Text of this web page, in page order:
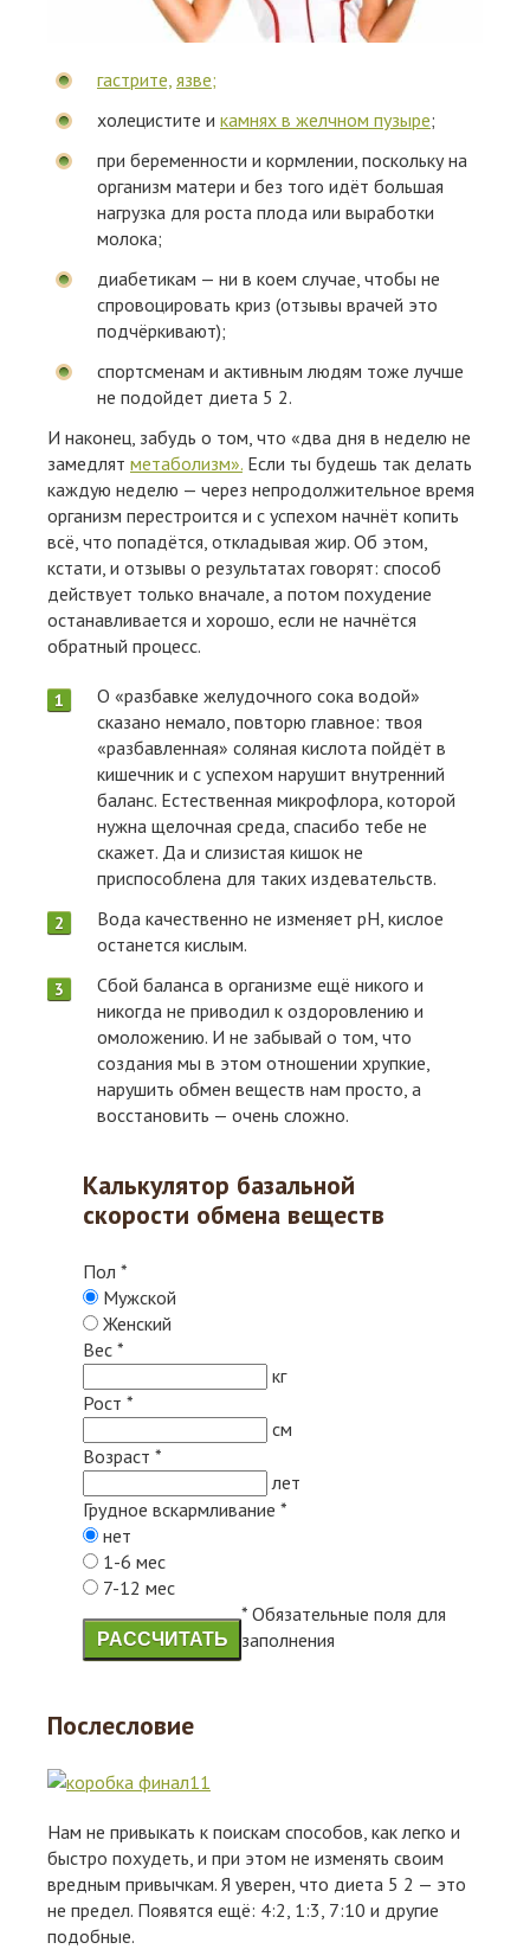
гастрите, язве;
холецистите и камнях в желчном пузыре;
при беременности и кормлении, поскольку на
организм матери и без того идёт большая
нагрузка для роста плода или выработки
молока;
диабетикам — ни в коем случае, чтобы не
спровоцировать криз (отзывы врачей это
подчёркивают);
спортсменам и активным людям тоже лучше
не подойдет диета 5 2.
И наконец, забудь о том, что «два дня в неделю не
замедлят метаболизм». Если ты будешь так делать
каждую неделю — через непродолжительное время
организм перестроится и с успехом начнёт копить
всё, что попадётся, откладывая жир. Об этом,
кстати, и отзывы о результатах говорят: способ
действует только вначале, а потом похудение
останавливается и хорошо, если не начнётся
обратный процесс.
О «разбавке желудочного сока водой»
сказано немало, повторю главное: твоя
«разбавленная» соляная кислота пойдёт в
кишечник и с успехом нарушит внутренний
баланс. Естественная микрофлора, которой
нужна щелочная среда, спасибо тебе не
скажет. Да и слизистая кишок не
приспособлена для таких издевательств.
Вода качественно не изменяет pH, кислое
останется кислым.
Сбой баланса в организме ещё никого и
никогда не приводил к оздоровлению и
омоложению. И не забывай о том, что
создания мы в этом отношении хрупкие,
нарушить обмен веществ нам просто, а
восстановить — очень сложно.
Калькулятор базальной
скорости обмена веществ
Пол *
Мужской
Женский
Вес *
кг
Рост *
см
Возраст *
лет
Грудное вскармливание *
нет
1-6 мес
7-12 мес
РАССЧИТАТЬ
* Обязательные поля для
заполнения
Послесловие
Нам не привыкать к поискам способов, как легко и
быстро похудеть, и при этом не изменять своим
вредным привычкам. Я уверен, что диета 5 2 — это
не предел. Появятся ещё: 4:2, 1:3, 7:10 и другие
подобные.